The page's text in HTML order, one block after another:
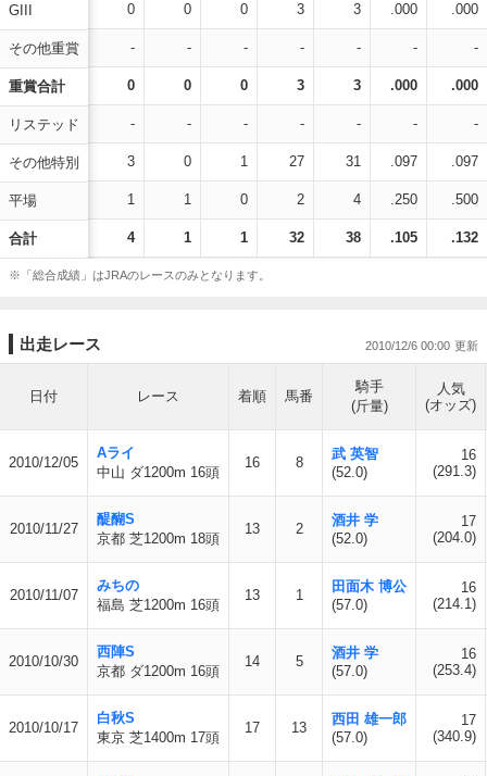
GIII
その他重賞
重賞合計
リステッド
その他特別
平場
合計
0 0 0 3 3 .000 .000
- - - - - - -
0 0 0 3 3 .000 .000
- - - - - - -
3 0 1 27 31 .097 .097
1 1 0 2 4 .250 .500
4 1 1 32 38 .105 .132
※「総合成績」はJRAのレースのみとなります。
出走レース 2010/12/6 00:00
日付 レース 着順 馬番
騎手
(斤量)
人気
(オッズ)
2010/12/05
Aライ
中山 ダ1200m 16頭
16 8
武 英智
(52.0)
16
(291.3)
2010/11/27
醍醐S
京都 芝1200m 18頭
13 2
酒井 学
(52.0)
17
(204.0)
2010/11/07
みちの
福島 芝1200m 16頭
13 1
田面木 博公
(57.0)
16
(214.1)
2010/10/30
西陣S
京都 ダ1200m 16頭
14 5
酒井 学
(57.0)
16
(253.4)
2010/10/17
白秋S
東京 芝1400m 17頭
17 13
西田 雄一郎
(57.0)
17
(340.9)